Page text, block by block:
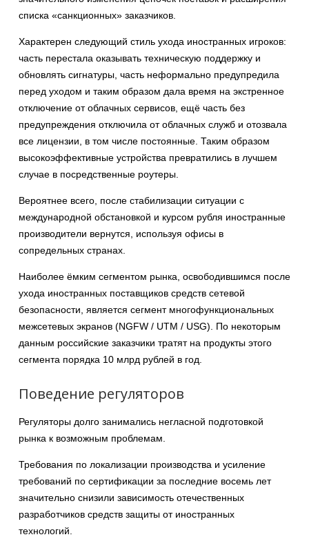
списка «санкционных» заказчиков.
Характерен следующий стиль ухода иностранных игроков:
часть перестала оказывать техническую поддержку и
обновлять сигнатуры, часть неформально предупредила
перед уходом и таким образом дала время на экстренное
отключение от облачных сервисов, ещё часть без
предупреждения отключила от облачных служб и отозвала
все лицензии, в том числе постоянные. Таким образом
высокоэффективные устройства превратились в лучшем
случае в посредственные роутеры.
Вероятнее всего, после стабилизации ситуации с
международной обстановкой и курсом рубля иностранные
производители вернутся, используя офисы в
сопредельных странах.
Наиболее ёмким сегментом рынка, освободившимся после
ухода иностранных поставщиков средств сетевой
безопасности, является сегмент многофункциональных
межсетевых экранов (NGFW / UTM / USG). По некоторым
данным российские заказчики тратят на продукты этого
сегмента порядка 10 млрд рублей в год.
Поведение регуляторов
Регуляторы долго занимались негласной подготовкой
рынка к возможным проблемам.
Требования по локализации производства и усиление
требований по сертификации за последние восемь лет
значительно снизили зависимость отечественных
разработчиков средств защиты от иностранных
технологий.